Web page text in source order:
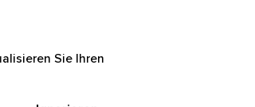
Sie Ihren